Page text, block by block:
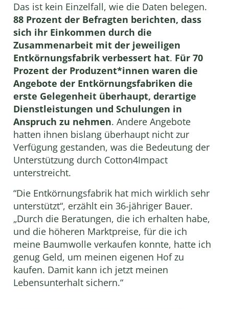
Das ist kein Einzelfall, wie die Daten belegen.
88 Prozent der Befragten berichten, dass
sich ihr Einkommen durch die
Zusammenarbeit mit der jeweiligen
Entkörnungsfabrik verbessert hat. Für 70
Prozent der Produzent*innen waren die
Angebote der Entkörnungsfabriken die
erste Gelegenheit überhaupt, derartige
Dienstleistungen und Schulungen in
Anspruch zu nehmen. Andere Angebote
hatten ihnen bislang überhaupt nicht zur
Verfügung gestanden, was die Bedeutung der
Unterstützung durch Cotton4Impact
unterstreicht.
“Die Entkörnungsfabrik hat mich wirklich sehr
unterstützt“, erzählt ein 36-jähriger Bauer.
„Durch die Beratungen, die ich erhalten habe,
und die höheren Marktpreise, für die ich
meine Baumwolle verkaufen konnte, hatte ich
genug Geld, um meinen eigenen Hof zu
kaufen. Damit kann ich jetzt meinen
Lebensunterhalt sichern.“